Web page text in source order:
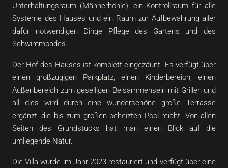
Unterhaltungsraum (Männerhöhle), ein Kontrollraum für alle
Systeme des Hauses und ein Raum zur Aufbewahrung aller
dafür notwendigen Dinge Pflege des Gartens und des
Schwimmbades.
Der Hof des Hauses ist komplett eingezäunt. Es verfügt über
einen großzügigen Parkplatz, einen Kinderbereich, einen
Außenbereich zum geselligen Beisammensein mit Grillen und
all dies wird durch eine wunderschöne große Terrasse
ergänzt, die bis zum großen beheizten Pool reicht. Von allen
Seiten des Grundstücks hat man einen Blick auf die
umliegende Natur.
Die Villa wurde im Jahr 2023 restauriert und verfügt über eine